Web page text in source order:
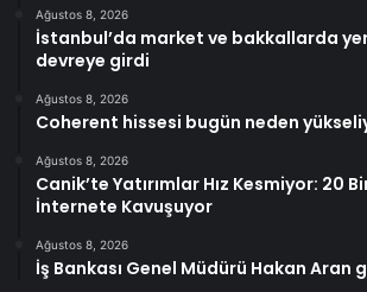
Ağustos 8, 2026
İstanbul’da market ve bakkallarda
devreye girdi
Ağustos 8, 2026
Coherent hissesi bugün neden
Ağustos 8, 2026
Canik’te Yatırımlar Hız Kesmiyor: 20
İnternete Kavuşuyor
Ağustos 8, 2026
İş Bankası Genel Müdürü Hakan Aran